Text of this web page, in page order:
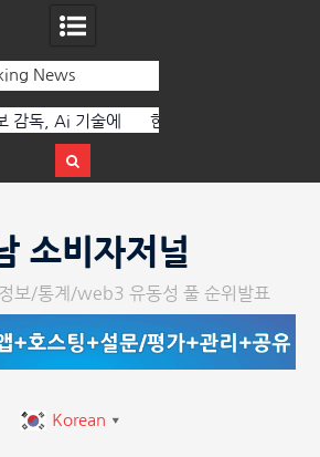
News
트 올해 열린다
소비자저널
보/통계/web3 유동성 풀 순위발표
Korean ▼